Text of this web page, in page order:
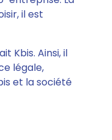
il est
Kbis. Ainsi, il
légale,
et la société